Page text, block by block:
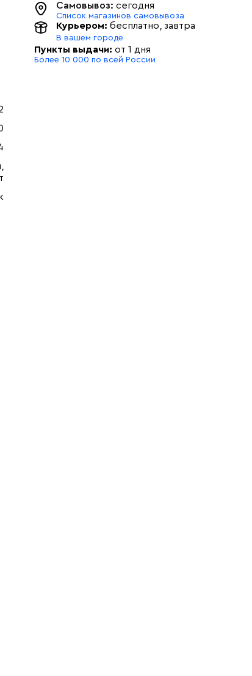
Самовывоз: сегодня
Список магазинов самовывоза
Курьером: бесплатно , завтра
В вашем городе
Пункты выдачи: от 1 дня
Более 10 000 по всей России